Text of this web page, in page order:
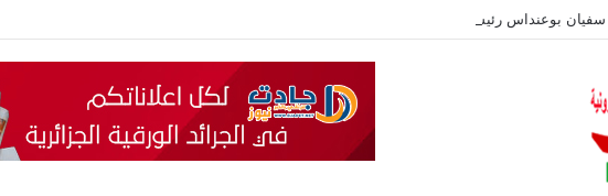
سفيان بوعنداس رئيسًا جديدًا للمجلس الشعبي الولائي بسطيف بالأغلبية